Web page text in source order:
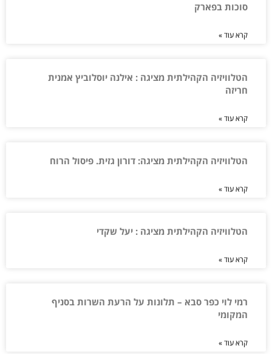
סוכות בפארק
קרא עוד »
הטלוויזיה הקהילתית מציגה : אילנה יוסלוביץ אמנית
חריזה
קרא עוד »
הטלוויזיה הקהילתית מציגה: דורון גזית. פיסול הרוח
קרא עוד »
הטלוויזיה הקהילתית מציגה : יעל שקדי
קרא עוד »
רמי לוי כפר סבא – תלונות על הרעת השרות בסניף
המקומי
קרא עוד »